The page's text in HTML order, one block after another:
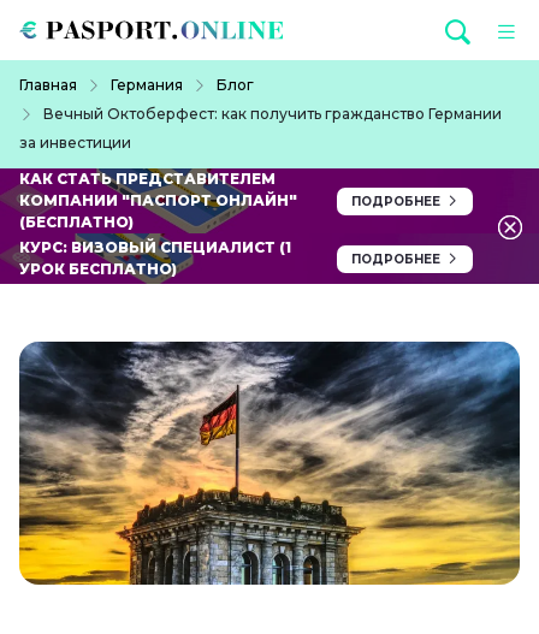
Главная Германия
Блог
Вечный Октоберфест: как получить гражданство Германии
за инвестиции
КАК СТАТЬ ПРЕДСТАВИТЕЛЕМ
КОМПАНИИ "ПАСПОРТ ОНЛАЙН"
(БЕСПЛАТНО)
ПОДРОБНЕЕ
КУРС: ВИЗОВЫЙ СПЕЦИАЛИСТ (1
УРОК БЕСПЛАТНО)
ПОДРОБНЕЕ